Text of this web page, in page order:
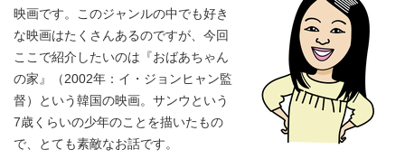
映画です。このジャンルの中でも好き
な映画はたくさんあるのですが、今回
ここで紹介したいのは『おばあちゃん
の家』（2002年：イ・ジョンヒャン監
督）という韓国の映画。サンウという
7歳くらいの少年のことを描いたもの
で、とても素敵なお話です。